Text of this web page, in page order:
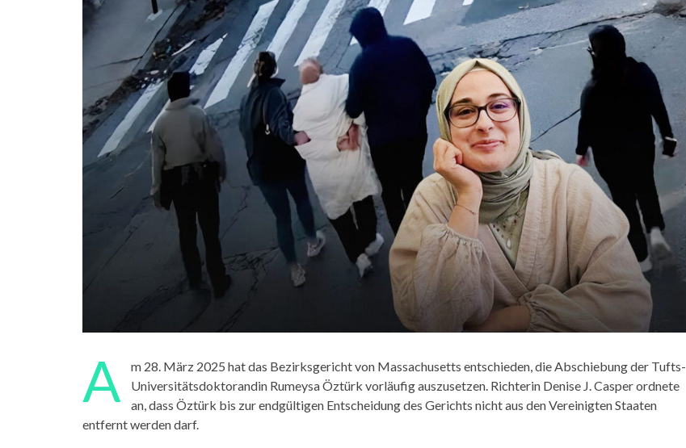
A
m 28. März 2025 hat das Bezirksgericht von Massachusetts entschieden, die Abschiebung der Tufts-
Universitätsdoktorandin Rumeysa Öztürk vorläufig auszusetzen. Richterin Denise J. Casper ordnete
an, dass Öztürk bis zur endgültigen Entscheidung des Gerichts nicht aus den Vereinigten Staaten
entfernt werden darf.